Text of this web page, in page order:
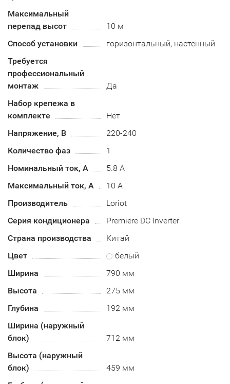
Максимальный
перепад высот
10 м
Способ установки
горизонтальный, настенный
Требуется
профессиональный
монтаж
Да
Набор крепежа в
комплекте
Нет
Напряжение, В
220-240
Количество фаз
1
Номинальный ток, А
5.8 А
Максимальный ток, А
10 А
Производитель
Loriot
Серия кондиционера
Premiere DC Inverter
Страна производства
Китай
Цвет
белый
Ширина
790 мм
Высота
275 мм
Глубина
192 мм
Ширина (наружный
блок)
712 мм
Высота (наружный
блок)
459 мм